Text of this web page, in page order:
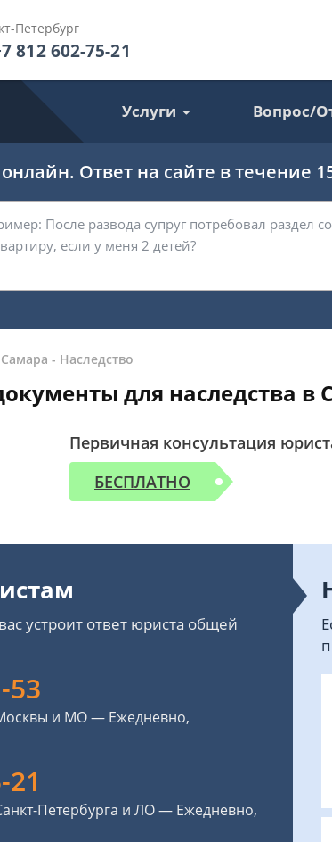
Петербург
812 602-75-21
Услуги Вопрос/
Ответ на сайте в течение
Самара - Наследство
для наследства в
Первичная консультация
БЕСПЛАТНО
устроит ответ юриста общей
53
и МО — Ежедневно,
21
Петербурга и ЛО — Ежедневно,